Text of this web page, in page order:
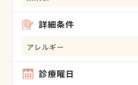
詳細条件
アレルギー
診療曜日